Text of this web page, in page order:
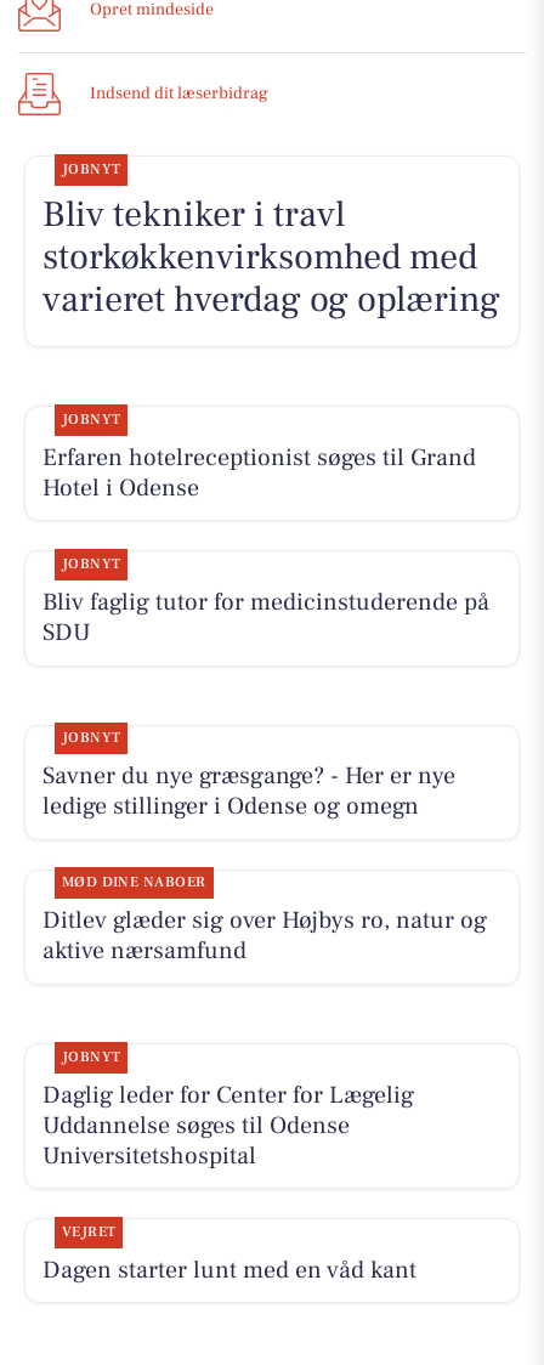
Opret mindeside
Indsend dit læserbidrag
JOBNYT
Bliv tekniker i travl
storkøkkenvirksomhed med
varieret hverdag og oplæring
JOBNYT
Erfaren hotelreceptionist søges til Grand
Hotel i Odense
JOBNYT
Bliv faglig tutor for medicinstuderende på
SDU
JOBNYT
Savner du nye græsgange? - Her er nye
ledige stillinger i Odense og omegn
MØD DINE NABOER
Ditlev glæder sig over Højbys ro, natur og
aktive nærsamfund
JOBNYT
Daglig leder for Center for Lægelig
Uddannelse søges til Odense
Universitetshospital
VEJRET
Dagen starter lunt med en våd kant